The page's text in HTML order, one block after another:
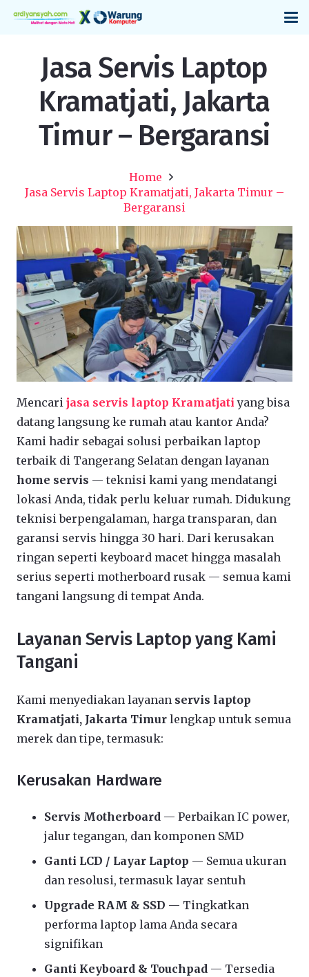
Jasa Servis Laptop
Kramatjati, Jakarta
Timur – Bergaransi
Home
Jasa Servis Laptop Kramatjati, Jakarta Timur –
Bergaransi
Mencari jasa servis laptop Kramatjatiyang bisa
datang langsung ke rumah atau kantor Anda?
Kami hadir sebagai solusi perbaikan laptop
terbaik di Tangerang Selatan dengan layanan
home servis — teknisi kami yang mendatangi
lokasi Anda, tidak perlu keluar rumah. Didukung
teknisi berpengalaman, harga transparan, dan
garansi servis hingga 30 hari. Dari kerusakan
ringan seperti keyboard macet hingga masalah
serius seperti motherboard rusak — semua kami
tangani langsung di tempat Anda.
Layanan Servis Laptop yang Kami
Tangani
Kami menyediakan layanan servis laptop
Kramatjati, Jakarta Timur lengkap untuk semua
merek dan tipe, termasuk:
Kerusakan Hardware
Servis Motherboard — Perbaikan IC power,
jalur tegangan, dan komponen SMD
Ganti LCD / Layar Laptop — Semua ukuran
dan resolusi, termasuk layar sentuh
Upgrade RAM & SSD — Tingkatkan
performa laptop lama Anda secara
signifikan
Ganti Keyboard & Touchpad — Tersedia